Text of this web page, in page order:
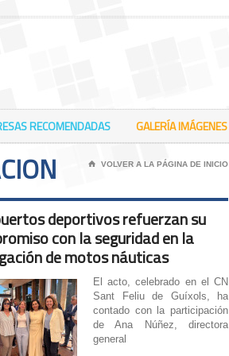
RECOMENDADAS GALERÍA IMÁGENES
⌂ VOLVER A LA PÁGINA DE INICIO
deportivos refuerzan su
con la seguridad en la
de motos náuticas
El acto, celebrado en el CN
Sant Feliu de Guíxols, ha
contado con la participación
de Ana Núñez, directora
general